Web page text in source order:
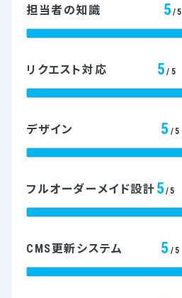
担当者の知識 5 /5
リクエスト対応 5/5
デザイン 5 /5
フルオーダーメイド設計 5 /5
CMS更新システム 5 /5